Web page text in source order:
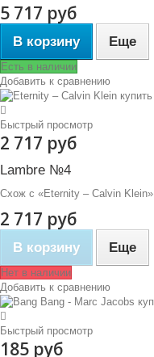
5 717 руб
В корзину Еще
Есть в наличии
Добавить к сравнению
Быстрый просмотр
2 717 руб
Lambre №4
Схож с «Eternity – Calvin Klein»
2 717 руб
В корзину Еще
Нет в наличии
Добавить к сравнению
Быстрый просмотр
185 руб